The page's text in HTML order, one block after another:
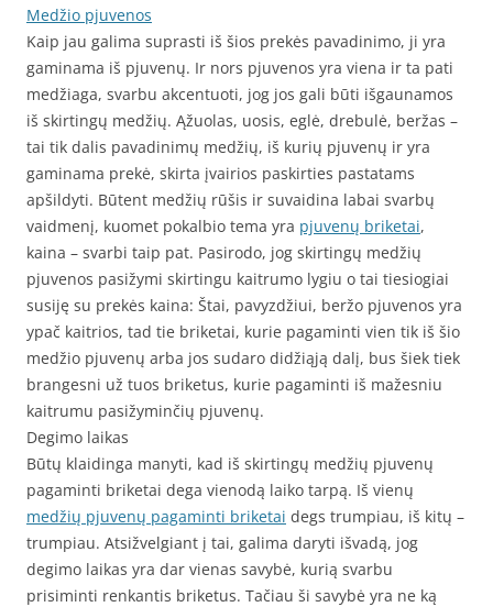
Medžio pjuvenos
Kaip jau galima suprasti iš šios prekės pavadinimo, ji yra
gaminama iš pjuvenų. Ir nors pjuvenos yra viena ir ta pati
medžiaga, svarbu akcentuoti, jog jos gali būti išgaunamos
iš skirtingų medžių. Ąžuolas, uosis, eglė, drebulė, beržas –
tai tik dalis pavadinimų medžių, iš kurių pjuvenų ir yra
gaminama prekė, skirta įvairios paskirties pastatams
apšildyti. Būtent medžių rūšis ir suvaidina labai svarbų
vaidmenį, kuomet pokalbio tema yra pjuvenų briketai,
kaina – svarbi taip pat. Pasirodo, jog skirtingų medžių
pjuvenos pasižymi skirtingu kaitrumo lygiu o tai tiesiogiai
susiję su prekės kaina: Štai, pavyzdžiui, beržo pjuvenos yra
ypač kaitrios, tad tie briketai, kurie pagaminti vien tik iš šio
medžio pjuvenų arba jos sudaro didžiąją dalį, bus šiek tiek
brangesni už tuos briketus, kurie pagaminti iš mažesniu
kaitrumu pasižyminčių pjuvenų.
Degimo laikas
Būtų klaidinga manyti, kad iš skirtingų medžių pjuvenų
pagaminti briketai dega vienodą laiko tarpą. Iš vienų
medžių pjuvenų pagaminti briketai degs trumpiau, iš kitų –
trumpiau. Atsižvelgiant į tai, galima daryti išvadą, jog
degimo laikas yra dar vienas savybė, kurią svarbu
prisiminti renkantis briketus. Tačiau ši savybė yra ne ką